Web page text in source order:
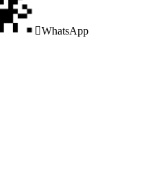
WhatsApp